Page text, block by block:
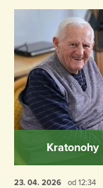
Kratonohy
23. 04. 2026 od 12:34